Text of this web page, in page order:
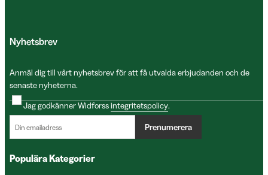
Nyhetsbrev
Anmäl dig till vårt nyhetsbrev för att få utvalda erbjudanden och de
senaste nyheterna.
Jag godkänner Widforssintegritetspolicy.
Prenumerera
Populära Kategorier